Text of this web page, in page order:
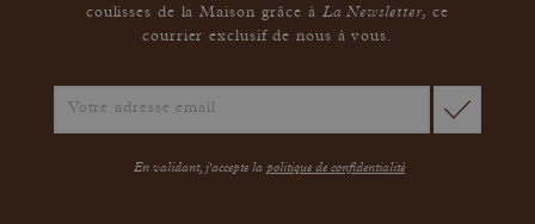
coulisses de la Maison grâce à La Newsletter,ce
courrier exclusif de nous à vous.
En validant, j'accepte la politique de confidentialité